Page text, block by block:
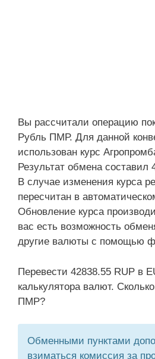
Вы рассчитали операцию
Рубль ПМР. Для данной
использован курс
Результат обмена
В случае изменения курса
пересчитан в
Обновление курса
вас есть возможность
другие валюты с помощью
Перевести 42838.55 RUP в
калькулятора валют.
ПМР?
Обменными пунктами
взиматься комиссия за